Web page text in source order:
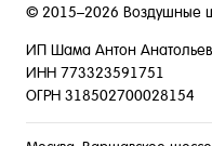
© 2015–2026 Воздушные
ИП Шама Антон
ИНН 773323591751
ОГРН 318502700028154